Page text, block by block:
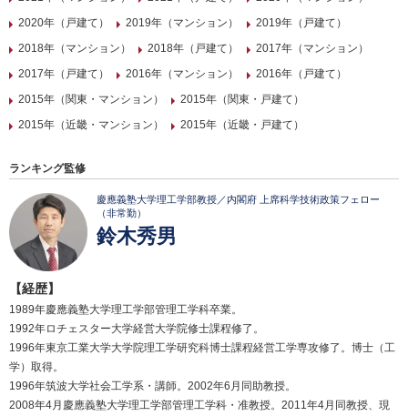
2020年（戸建て）
2019年（マンション）
2019年（戸建て）
2018年（マンション）
2018年（戸建て）
2017年（マンション）
2017年（戸建て）
2016年（マンション）
2016年（戸建て）
2015年（関東・マンション）
2015年（関東・戸建て）
2015年（近畿・マンション）
2015年（近畿・戸建て）
ランキング監修
慶應義塾大学理工学部教授／内閣府 上席科学技術政策フェロー
（非常勤）
鈴木秀男
【経歴】
1989年慶應義塾大学理工学部管理工学科卒業。
1992年ロチェスター大学経営大学院修士課程修了。
1996年東京工業大学大学院理工学研究科博士課程経営工学専攻修了。博士（工
学）取得。
1996年筑波大学社会工学系・講師。2002年6月同助教授。
2008年4月慶應義塾大学理工学部管理工学科・准教授。2011年4月同教授、現